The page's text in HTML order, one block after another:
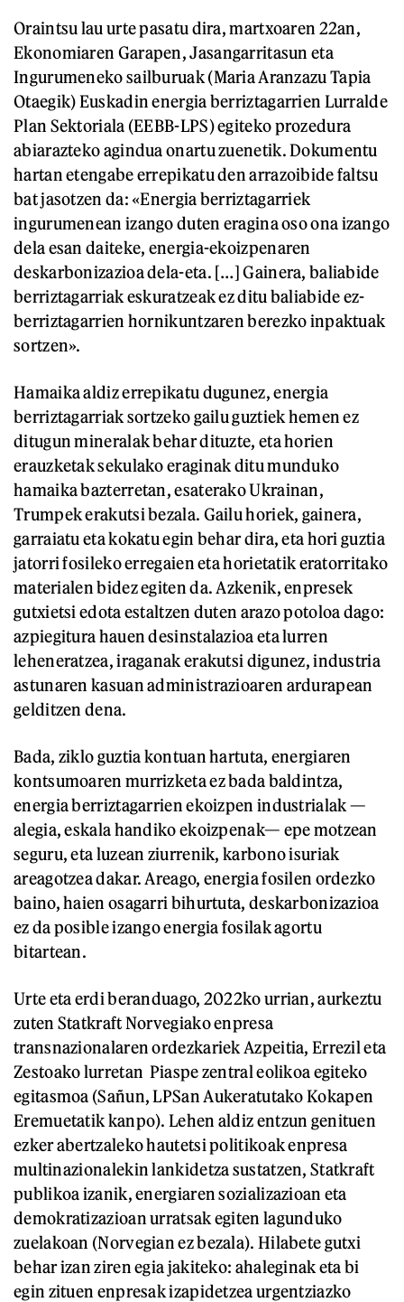
Oraintsu lau urte pasatu dira, martxoaren 22an,
Ekonomiaren Garapen, Jasangarritasun eta
Ingurumeneko sailburuak (Maria Aranzazu Tapia
Otaegik) Euskadin energia berriztagarrien Lurralde
Plan Sektoriala (EEBB-LPS) egiteko prozedura
abiarazteko agindua onartu zuenetik. Dokumentu
hartan etengabe errepikatu den arrazoibide faltsu
bat jasotzen da: «Energia berriztagarriek
ingurumenean izango duten eragina oso ona izango
dela esan daiteke, energia-ekoizpenaren
deskarbonizazioa dela-eta. […] Gainera, baliabide
berriztagarriak eskuratzeak ez ditu baliabide ez-
berriztagarrien hornikuntzaren berezko inpaktuak
sortzen».
Hamaika aldiz errepikatu dugunez, energia
berriztagarriak sortzeko gailu guztiek hemen ez
ditugun mineralak behar dituzte, eta horien
erauzketak sekulako eraginak ditu munduko
hamaika bazterretan, esaterako Ukrainan,
Trumpek erakutsi bezala. Gailu horiek, gainera,
garraiatu eta kokatu egin behar dira, eta hori guztia
jatorri fosileko erregaien eta horietatik eratorritako
materialen bidez egiten da. Azkenik, enpresek
gutxietsi edota estaltzen duten arazo potoloa dago:
azpiegitura hauen desinstalazioa eta lurren
leheneratzea, iraganak erakutsi digunez, industria
astunaren kasuan administrazioaren ardurapean
gelditzen dena.
Bada, ziklo guztia kontuan hartuta, energiaren
kontsumoaren murrizketa ez bada baldintza,
energia berriztagarrien ekoizpen industrialak —
alegia, eskala handiko ekoizpenak— epe motzean
seguru, eta luzean ziurrenik, karbono isuriak
areagotzea dakar. Areago, energia fosilen ordezko
baino, haien osagarri bihurtuta, deskarbonizazioa
ez da posible izango energia fosilak agortu
bitartean.
Urte eta erdi beranduago, 2022ko urrian, aurkeztu
zuten Statkraft Norvegiako enpresa
transnazionalaren ordezkariek Azpeitia, Errezil eta
Zestoako lurretan Piaspe zentral eolikoa egiteko
egitasmoa (Sañun, LPSan Aukeratutako Kokapen
Eremuetatik kanpo). Lehen aldiz entzun genituen
ezker abertzaleko hautetsi politikoak enpresa
multinazionalekin lankidetza sustatzen, Statkraft
publikoa izanik, energiaren sozializazioan eta
demokratizazioan urratsak egiten lagunduko
zuelakoan (Norvegian ez bezala). Hilabete gutxi
behar izan ziren egia jakiteko: ahaleginak eta bi
egin zituen enpresak izapidetzea urgentziazko